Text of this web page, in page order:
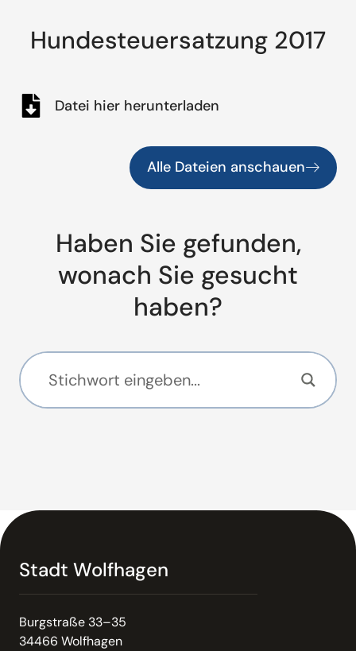
Hundesteuersatzung 2017
Datei hier herunterladen
Alle Dateien anschauen
Haben Sie gefunden,
wonach Sie gesucht
haben?
Stadt Wolfhagen
Burgstraße 33–35
34466 Wolfhagen